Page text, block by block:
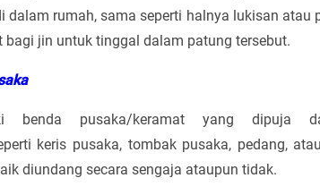
rumah, sama seperti halnya lukisan atau
jin untuk tinggal dalam patung tersebut.
benda pusaka/keramat yang dipuja
keris pusaka, tombak pusaka, pedang,
diundang secara sengaja ataupun tidak.